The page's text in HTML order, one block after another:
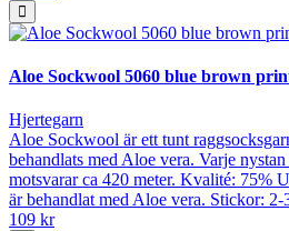
Aloe Sockwool 5060 blue brown
Hjertegarn
Aloe Sockwool är ett tunt
behandlats med Aloe vera. Varje
motsvarar ca 420 meter. Kvalité: 75%
är behandlat med Aloe vera. Stickor:
109 kr